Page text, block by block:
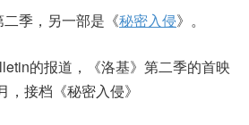
季，另一部是《秘密入侵》。
的报道，《洛基》第二季的首映
接档《秘密入侵》